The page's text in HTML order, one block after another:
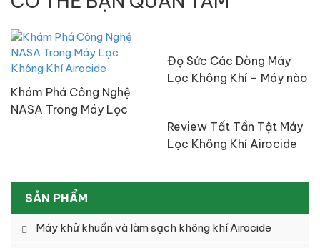
Khám Phá Công Nghệ
NASA Trong Máy Lọc
Đọ Sức Các Dòng Máy
Lọc Không Khí – Máy nào
Review Tất Tần Tật Máy
Lọc Không Khí Airocide
SẢN PHẨM
Máy khử khuẩn và làm sạch không khí Airocide